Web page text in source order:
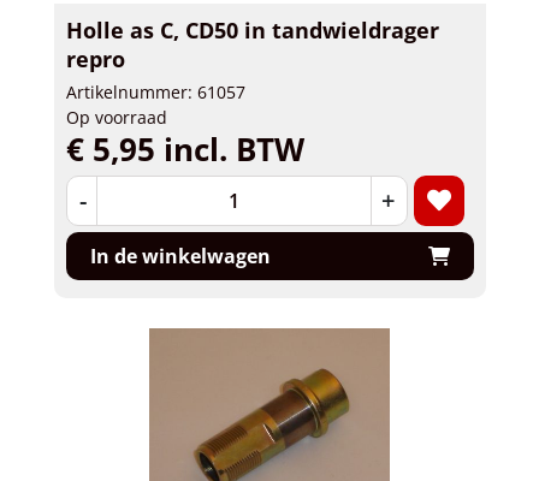
Holle as C, CD50 in tandwieldrager
repro
Artikelnummer: 61057
Op voorraad
€ 5,95 incl. BTW
- +
In de winkelwagen